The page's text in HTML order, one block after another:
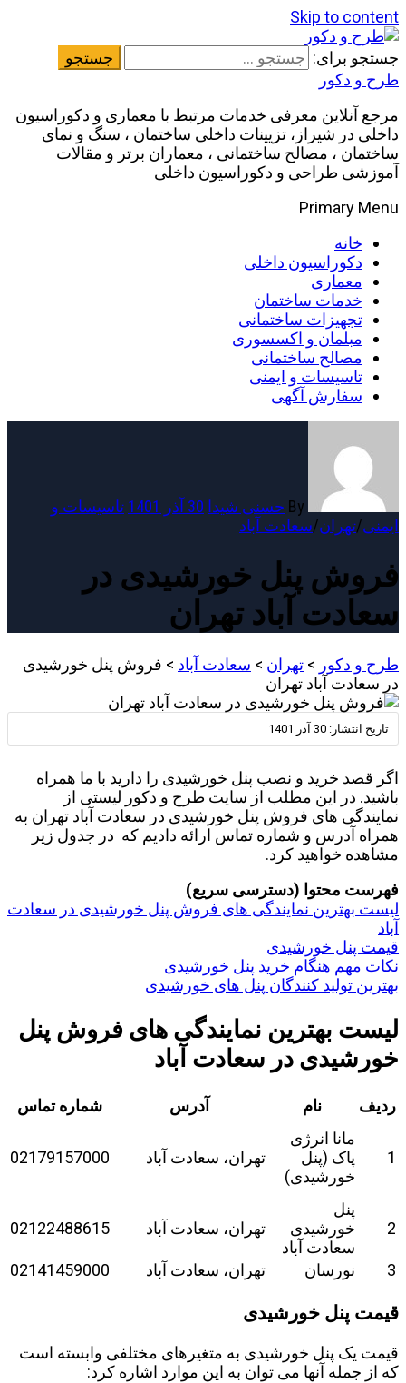
Skip to content
جستجو برای:
طرح و دکور
مرجع آنلاین معرفی خدمات مرتبط با معماری و دکوراسیون
داخلی در شیراز، تزیینات داخلی ساختمان ، سنگ و نمای
ساختمان ، مصالح ساختمانی ، معماران برتر و مقالات
آموزشی طراحی و دکوراسیون داخلی
Primary Menu
خانه
دکوراسیون داخلی
معماری
خدمات ساختمان
تجهیزات ساختمانی
مبلمان و اکسسوری
مصالح ساختمانی
تاسیسات و ایمنی
سفارش آگهی
حسنی شیدا 30 آذر 1401
تاسیسات و
ایمنی/تهران/سعادت آباد
فروش پنل خورشیدی در
سعادت آباد تهران
طرح و دکور > تهران > سعادت آباد > فروش پنل خورشیدی
در سعادت آباد تهران
تاریخ انتشار: 30 آذر 1401
اگر قصد خرید و نصب پنل خورشیدی را دارید با ما همراه
باشید. در این مطلب از سایت طرح و دکور لیستی از
نمایندگی های فروش پنل خورشیدی در سعادت آباد تهران به
همراه آدرس و شماره تماس ارائه دادیم که در جدول زیر
مشاهده خواهید کرد.
فهرست محتوا (دسترسی سریع)
لیست بهترین نمایندگی های فروش پنل خورشیدی در سعادت
آباد
قیمت پنل خورشیدی
نکات مهم هنگام خرید پنل خورشیدی
بهترین تولید کنندگان پنل‌ های خورشیدی
لیست بهترین نمایندگی های فروش پنل
خورشیدی در سعادت آباد
ردیف نام آدرس شماره تماس
1
مانا انرژی
پاک (پنل
خورشیدی)
تهران، سعادت آباد 02179157000
2
پنل
خورشیدی
سعادت آباد
تهران، سعادت آباد 02122488615
3 نورسان تهران، سعادت آباد 02141459000
قیمت پنل خورشیدی
قیمت یک پنل خورشیدی به متغیرهای مختلفی وابسته است
که از جمله آنها می توان به این موارد اشاره کرد: